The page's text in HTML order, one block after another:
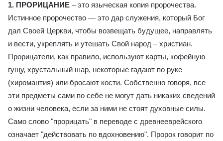
1. ПРОРИЦАНИЕ – это языческая копия пророчества.
Истинное пророчество — это дар служения, который Бог
дал Своей Церкви, чтобы возвещать будущее, направлять
и вести, укреплять и утешать Свой народ – христиан.
Прорицатели, как правило, используют карты, кофейную
гущу, хрустальный шар, некоторые гадают по руке
(хиромантия) или бросают кости. Собственно говоря, все
эти предметы сами по себе не могут дать никаких сведений
о жизни человека, если за ними не стоят духовные силы.
Само слово "прорицать" в переводе с древнееврейского
означает "действовать по вдохновению". Пророк говорит по